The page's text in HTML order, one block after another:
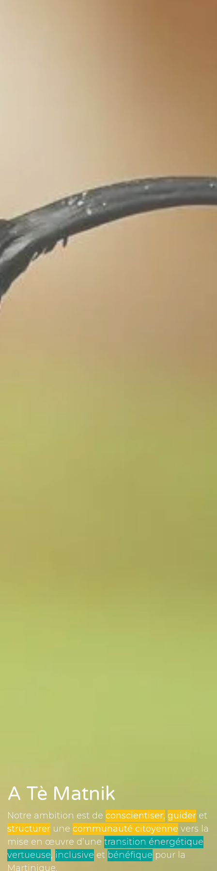
A Tè Matnik
Notre ambition est de conscientiser, guider et
structurer une communauté citoyenne vers la
mise en œuvre d’une transition énergétique
vertueuse, inclusive et bénéfique pour la
Martinique.